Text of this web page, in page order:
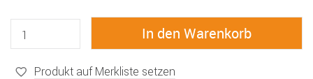
Produkt auf Merkliste setzen